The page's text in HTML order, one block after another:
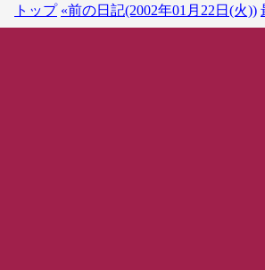
トップ «前の日記(2002年01月22日(火))